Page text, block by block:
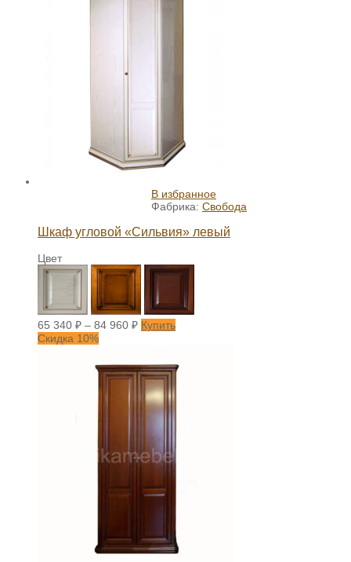
В избранное
Фабрика: Свобода
Шкаф угловой «Сильвия» левый
Цвет
65 340 ₽ – 84 960 ₽ Купить
Скидка 10%